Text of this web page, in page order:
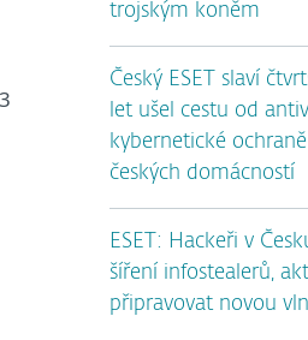
trojským koněm
Český ESET slaví
let ušel cestu od
kybernetické
českých domácností
ESET: Hackeři v
šíření infostealerů,
připravovat novou